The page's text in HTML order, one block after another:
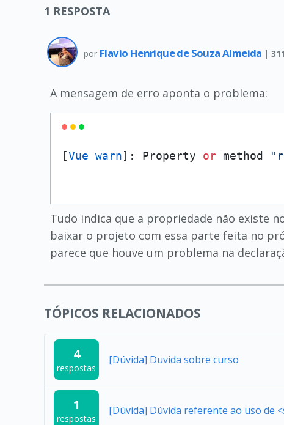
1 RESPOSTA
por Flavio Henrique de Souza Almeida |
A mensagem de erro aponta o problema:
[Vue warn]: Property or method
Tudo indica que a propriedade não existe
baixar o projeto com essa parte feita no
parece que houve um problema na
TÓPICOS RELACIONADOS
4
respostas
[Dúvida] Duvida sobre curso
1
respostas
[Dúvida] Dúvida referente ao uso de